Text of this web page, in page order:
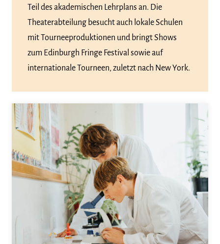
Teil des akademischen Lehrplans an. Die
Theaterabteilung besucht auch lokale Schulen
mit Tourneeproduktionen und bringt Shows
zum Edinburgh Fringe Festival sowie auf
internationale Tourneen, zuletzt nach New York.